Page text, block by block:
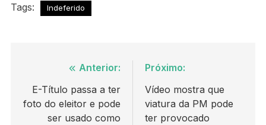
Tags: Indeferido
Navegação
de
Post
Anterior:
E-Título passa a ter
foto do eleitor e pode
ser usado como
Próximo:
Vídeo mostra que
viatura da PM pode
ter provocado